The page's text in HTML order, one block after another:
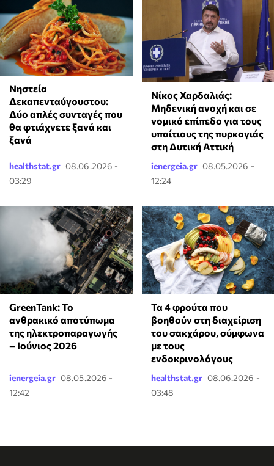
Νηστεία
Δεκαπενταύγουστου:
Δύο απλές συνταγές που
θα φτιάχνετε ξανά και
ξανά
healthstat.gr 08.06.2026 -
03:29
Νίκος Χαρδαλιάς:
Μηδενική ανοχή και σε
νομικό επίπεδο για τους
υπαίτιους της πυρκαγιάς
στη Δυτική Αττική
ienergeia.gr 08.05.2026 -
12:24
GreenTank: Το
ανθρακικό αποτύπωμα
της ηλεκτροπαραγωγής
– Ιούνιος 2026
ienergeia.gr 08.05.2026 -
12:42
Τα 4 φρούτα που
βοηθούν στη διαχείριση
του σακχάρου, σύμφωνα
με τους
ενδοκρινολόγους
healthstat.gr 08.06.2026 -
03:48